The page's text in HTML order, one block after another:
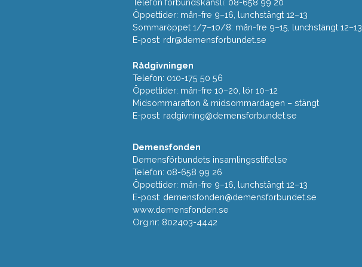
Telefon förbundskansli: 08-658 99 20
Öppettider: mån-fre 9–16, lunchstängt 12–13
Sommaröppet 1/7–10/8: mån-fre 9–15, lunchstängt 12–13
E-post: rdr@demensforbundet.se
Rådgivningen
Telefon: 010-175 50 56
Öppettider: mån-fre 10–20, lör 10–12
Midsommarafton & midsommardagen – stängt
E-post: radgivning@demensforbundet.se
Demensfonden
Demensförbundets insamlingsstiftelse
Telefon: 08-658 99 26
Öppettider: mån-fre 9–16, lunchstängt 12–13
E-post: demensfonden@demensforbundet.se
www.demensfonden.se
Org.nr: 802403-4442